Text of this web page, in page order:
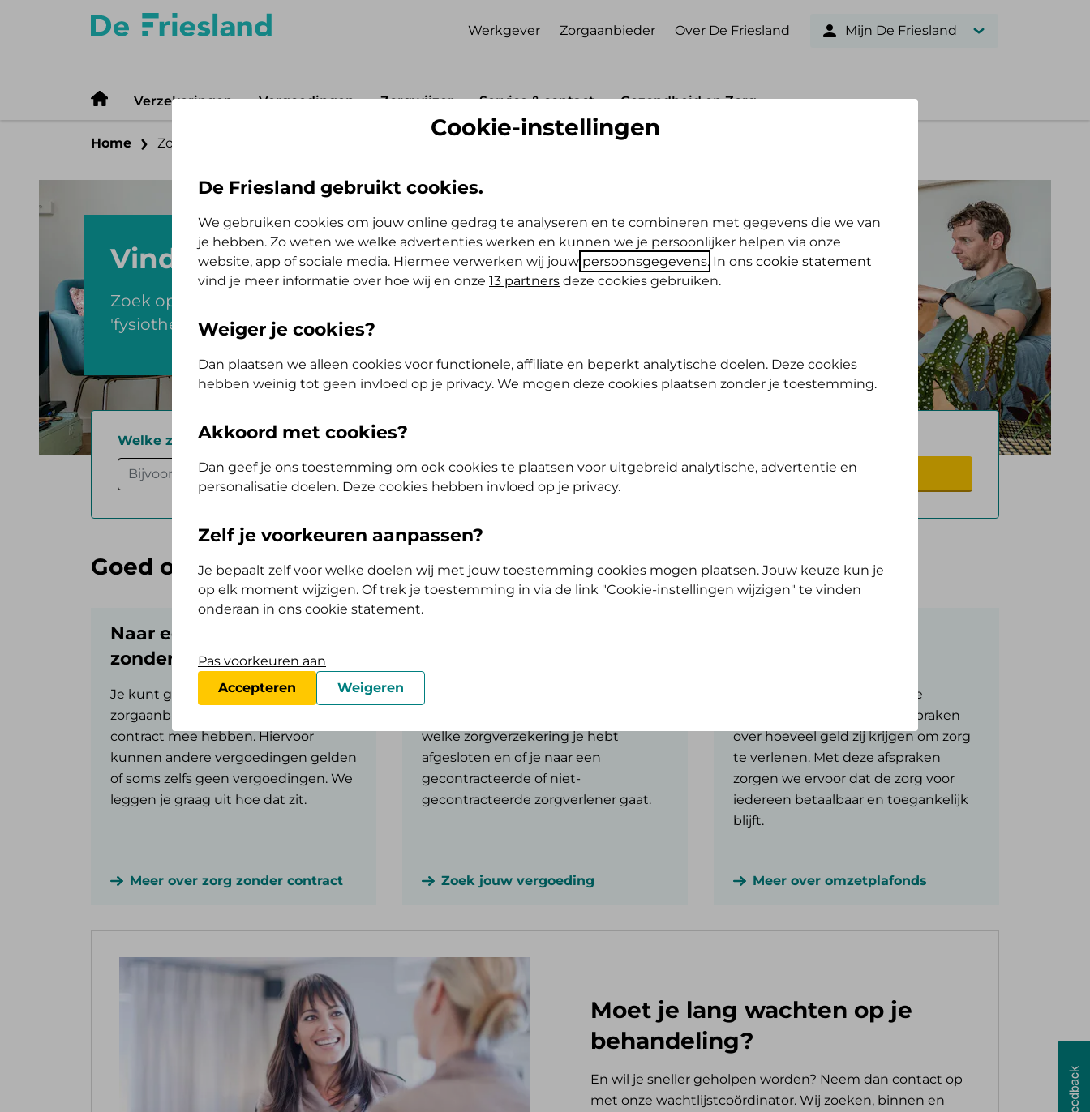
Werkgever Zorgaanbieder Over De Friesland Mijn De Friesland
Verzekeringen Vergoedingen Zorgwijzer Service & contact Gezondheid en Zorg
Home Zorgzoeker
Vind je zorgverlener
Zoek op de zorg die je nodig hebt. Bijvoorbeeld
'fysiotherapie' of 'ziekenhuis'.
Welke zorg* Plaats of postcode
Goed om te weten als je naar een zorgverlener gaat
Naar een zorgverlener
zonder contract met ons?
Je kunt gebruik maken van
zorgaanbieders waar wij geen
contract mee hebben. Hiervoor
kunnen andere vergoedingen gelden
of soms zelfs geen vergoedingen. We
leggen je graag uit hoe dat zit.
Meer over zorg zonder contract
welke zorgverzekering je hebt
afgesloten en of je naar een
gecontracteerde of niet-
gecontracteerde zorgverlener gaat.
Zoek jouw vergoeding
Samen met gecontracteerde
zorgverleners maken we afspraken
over hoeveel geld zij krijgen om zorg
te verlenen. Met deze afspraken
zorgen we ervoor dat de zorg voor
iedereen betaalbaar en toegankelijk
blijft.
Meer over omzetplafonds
Moet je lang wachten op je
behandeling?
En wil je sneller geholpen worden? Neem dan contact op
met onze wachtlijstcoördinator. Wij zoeken, binnen en
Cookie-instellingen
De Friesland gebruikt cookies.
We gebruiken cookies om jouw online gedrag te analyseren en te combineren met gegevens die we van
je hebben. Zo weten we welke advertenties werken en kunnen we je persoonlijker helpen via onze
website, app of sociale media. Hiermee verwerken wij jouw persoonsgegevens. In ons cookie statement
vind je meer informatie over hoe wij en onze 13 partners deze cookies gebruiken.
Weiger je cookies?
Dan plaatsen we alleen cookies voor functionele, affiliate en beperkt analytische doelen. Deze cookies
hebben weinig tot geen invloed op je privacy. We mogen deze cookies plaatsen zonder je toestemming.
Akkoord met cookies?
Dan geef je ons toestemming om ook cookies te plaatsen voor uitgebreid analytische, advertentie en
personalisatie doelen. Deze cookies hebben invloed op je privacy.
Zelf je voorkeuren aanpassen?
Je bepaalt zelf voor welke doelen wij met jouw toestemming cookies mogen plaatsen. Jouw keuze kun je
op elk moment wijzigen. Of trek je toestemming in via de link "Cookie-instellingen wijzigen" te vinden
onderaan in ons cookie statement.
Pas voorkeuren aan
Accepteren
Weigeren